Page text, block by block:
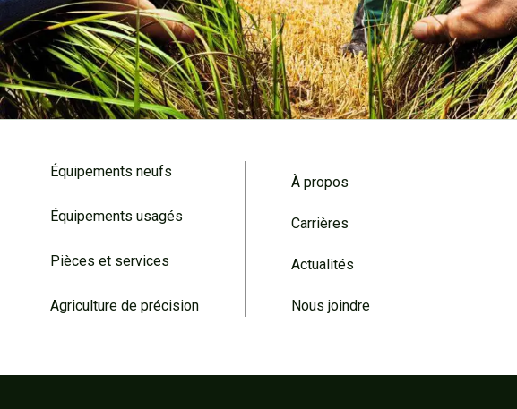
Équipements neufs
Équipements usagés
Pièces et services
Agriculture de précision
À propos
Carrières
Actualités
Nous joindre